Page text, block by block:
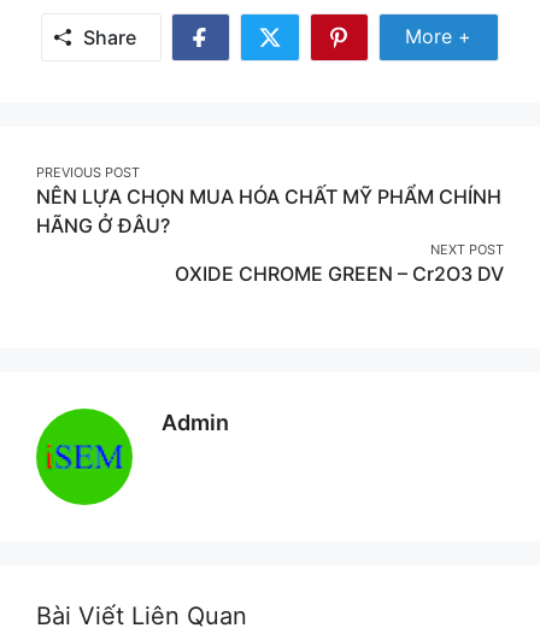
Share
Share
Share
Share
More
More +
Post
navigation
PREVIOUS POST
NÊN LỰA CHỌN MUA HÓA CHẤT MỸ PHẨM CHÍNH
HÃNG Ở ĐÂU?
NEXT POST
OXIDE CHROME GREEN – Cr2O3 DV
Admin
Bài Viết Liên Quan